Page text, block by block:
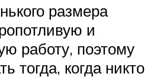
размера
и
работу, поэтому
тогда, когда никто